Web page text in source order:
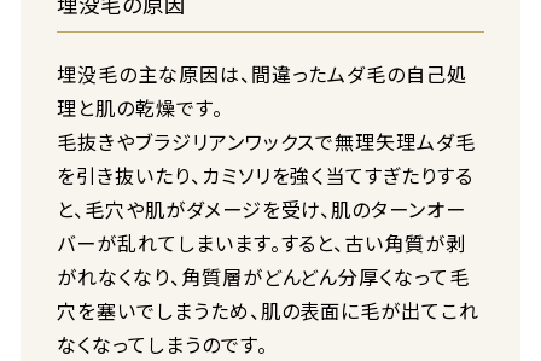
埋没毛の主な原因は、間違ったムダ毛の自己処
理と肌の乾燥です。
毛抜きやブラジリアンワックスで無理矢理ムダ毛
を引き抜いたり、カミソリを強く当てすぎたりする
と、毛穴や肌がダメージを受け、肌のターンオー
バーが乱れてしまいます。すると、古い角質が剥
がれなくなり、角質層がどんどん分厚くなって毛
穴を塞いでしまうため、肌の表面に毛が出てこれ
なくなってしまうのです。